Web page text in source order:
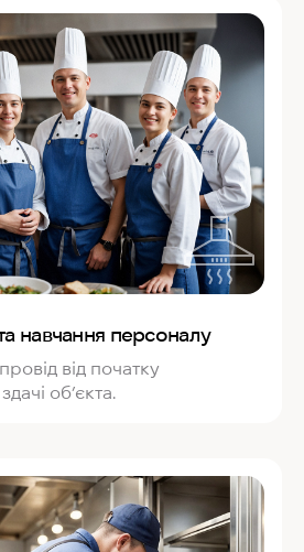
навчання персоналу
від початку
об’єкта.